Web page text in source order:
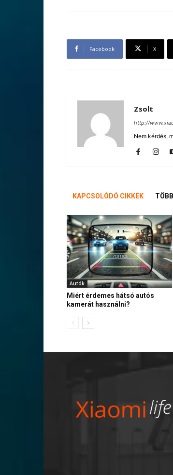
Facebook X
Zsolt
http://
Nem kérdés,
KAPCSOLÓDÓ CIKKEK
Autók
Miért érdemes hátsó autós
kamerát használni?